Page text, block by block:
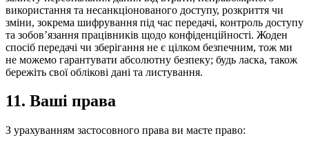
використання та несанкціонованого доступу, розкриття чи
зміни, зокрема шифрування під час передачі, контроль доступу
та зобовʼязання працівників щодо конфіденційності. Жоден
спосіб передачі чи зберігання не є цілком безпечним, тож ми
не можемо гарантувати абсолютну безпеку; будь ласка, також
бережіть свої облікові дані та листування.
11. Ваші права
З урахуванням застосовного права ви маєте право: